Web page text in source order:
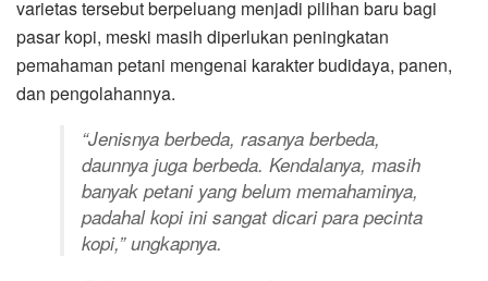
varietas tersebut berpeluang menjadi pilihan baru bagi
pasar kopi, meski masih diperlukan peningkatan
pemahaman petani mengenai karakter budidaya, panen,
dan pengolahannya.
“Jenisnya berbeda, rasanya berbeda,
daunnya juga berbeda. Kendalanya, masih
banyak petani yang belum memahaminya,
padahal kopi ini sangat dicari para pecinta
kopi,” ungkapnya.